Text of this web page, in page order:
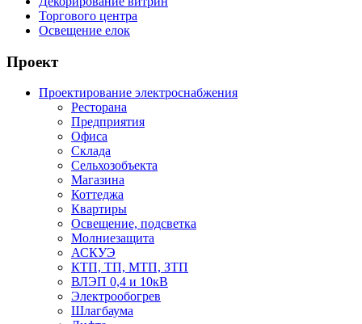
Торгового центра
Освещение елок
Проект
Проектирование электроснабжения
Ресторана
Предприятия
Офиса
Склада
Сельхозобъекта
Магазина
Коттеджа
Квартиры
Освещение, подсветка
Молниезащита
АСКУЭ
КТП, ТП, МТП, ЗТП
ВЛЭП 0,4 и 10кВ
Электрообогрев
Шлагбаума